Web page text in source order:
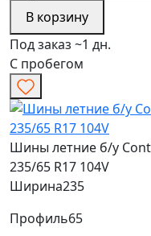
В корзину
Под заказ ~1 дн.
С пробегом
Шины летние б/у
235/65 R17 104V
Ширина235
Профиль65